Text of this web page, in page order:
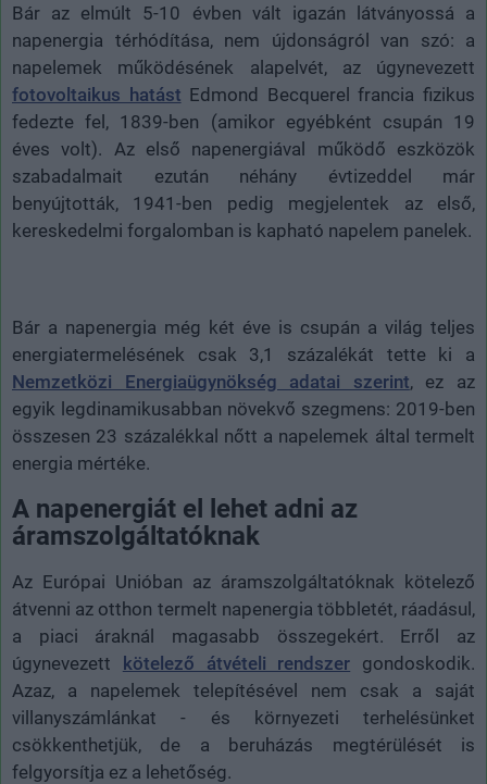
Bár az elmúlt 5-10 évben vált igazán látványossá a
napenergia térhódítása, nem újdonságról van szó: a
napelemek működésének alapelvét, az úgynevezett
fotovoltaikus hatást Edmond Becquerel francia fizikus
fedezte fel, 1839-ben (amikor egyébként csupán 19
éves volt). Az első napenergiával működő eszközök
szabadalmait ezután néhány évtizeddel már
benyújtották, 1941-ben pedig megjelentek az első,
kereskedelmi forgalomban is kapható napelem panelek.
Bár a napenergia még két éve is csupán a világ teljes
energiatermelésének csak 3,1 százalékát tette ki a
Nemzetközi Energiaügynökség adatai szerint, ez az
egyik legdinamikusabban növekvő szegmens: 2019-ben
összesen 23 százalékkal nőtt a napelemek által termelt
energia mértéke.
A napenergiát el lehet adni az
áramszolgáltatóknak
Az Európai Unióban az áramszolgáltatóknak kötelező
átvenni az otthon termelt napenergia többletét, ráadásul,
a piaci áraknál magasabb összegekért. Erről az
úgynevezett kötelező átvételi rendszer gondoskodik.
Azaz, a napelemek telepítésével nem csak a saját
villanyszámlánkat - és környezeti terhelésünket
csökkenthetjük, de a beruházás megtérülését is
felgyorsítja ez a lehetőség.